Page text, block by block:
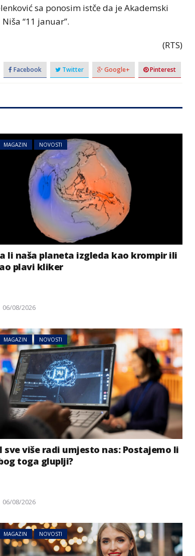
sa ponosim istče da je Akademski
“11 januar”.
(RTS)
Facebook Twitter Google+ Pinterest
MAGAZIN NOVOSTI
li naša planeta izgleda kao krompir ili
plavi kliker
Posted
06/08/2026
MAGAZIN NOVOSTI
sve više radi umjesto nas: Postajemo li
toga gluplji?
Posted
06/08/2026
MAGAZIN NOVOSTI